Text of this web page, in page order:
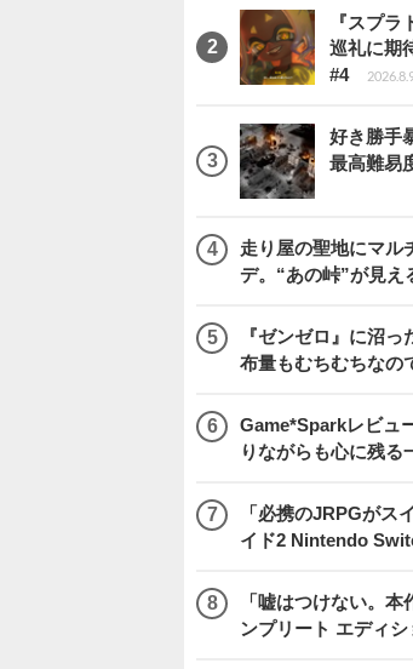
『スプ
巡礼に期
#4
好き勝手
最高難易
走り屋の聖地にマ
デ。“あの峠”が見え
『ゼンゼロ』に沼
布量もむちむちなの
Game*Sparkレビュ
りながらも心に残る
「必携のJRPGがス
イド2 Nintendo
「嘘はつけない。
ンプリート エディシ